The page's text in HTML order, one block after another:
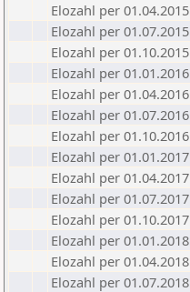
Elozahl per 01.04.2015
Elozahl per 01.07.2015
Elozahl per 01.10.2015
Elozahl per 01.01.2016
Elozahl per 01.04.2016
Elozahl per 01.07.2016
Elozahl per 01.10.2016
Elozahl per 01.01.2017
Elozahl per 01.04.2017
Elozahl per 01.07.2017
Elozahl per 01.10.2017
Elozahl per 01.01.2018
Elozahl per 01.04.2018
Elozahl per 01.07.2018